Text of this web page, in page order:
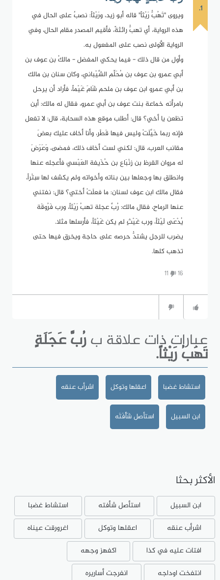
1.
ويروى "تَهُبُّ رَيْثاً" قاله أبو زيد، ورَيْثاً: نصبٌ على الحال في
هذه الرواية، أي تهبُّ رائثةً، فأقيم المصدر مقام الحال، وفي
الرواية الأولى نصب على المفعول به.
وأول من قال ذلك - فيما يحكي المفضل - مالكُ بن عوف بن
أبي عمرو بن عوف بن مُحَلِّم الشَّيْباني، وكان سنان بن مالك
بن أبي عمرو ابن عوف بن ملحم شَامَ غَيْماً، فأراد أن يرحل
بامرأته خماعة بنت عوف بن أبي عمرو، فقال له مالك: أين
تظعن يا أخي؟ قال: أطلب موقع هذه السحابة، قال: لا تفعل
فإنه ربما خَيَّلَتْ وليس فيها قَطْر، وأنا أخاف عليك بعضَ
مقانب العرب، قال: لكني لست أخاف ذلك، فمضى، وَعَرَضَ
له مروان القرظ بن زِنْبَاع بن حُذَيفة العَبْسي فأعجله عنها
وانطلق بها وجعلها بين بناته وأخواته ولم يكشف لها سِتْراً،
فقال مالك ابن عوف لسنان: ما فعلَتْ أختي؟ قال: نفتني
عنها الرماح، فقال مالك: رُبَّ عجلة تهبُ رَيْثاً، ورب فَرُوقَة
يُدْعَى لَيْثاً، ورب غَيْثٍ لم يكن غَيْثاً، فأرسلها مثلا.
يضرب للرجل يشتدُّ حرصه على حاجة ويخرق فيها حتى
تذهب كلها.
16
11
عبارات ذات علاقة برُبَّ عَجَلَةٍ
تَهَبُ رَيْثاً.
استشاط غضبا اعقلها وتوكل اشرأب عنقه
ابن السبيل استأصل شَأْفَتَه
الأكثر بحثا
ابن السبيل استأصل شأفته
استشاط غضبا
اشرأب عنقه
اعقلها وتوكل
اغرورقت عيناه
افتات عليه في كذا
اكفهز وجهه
انتفخت اوداجه
انفرجت أساريره